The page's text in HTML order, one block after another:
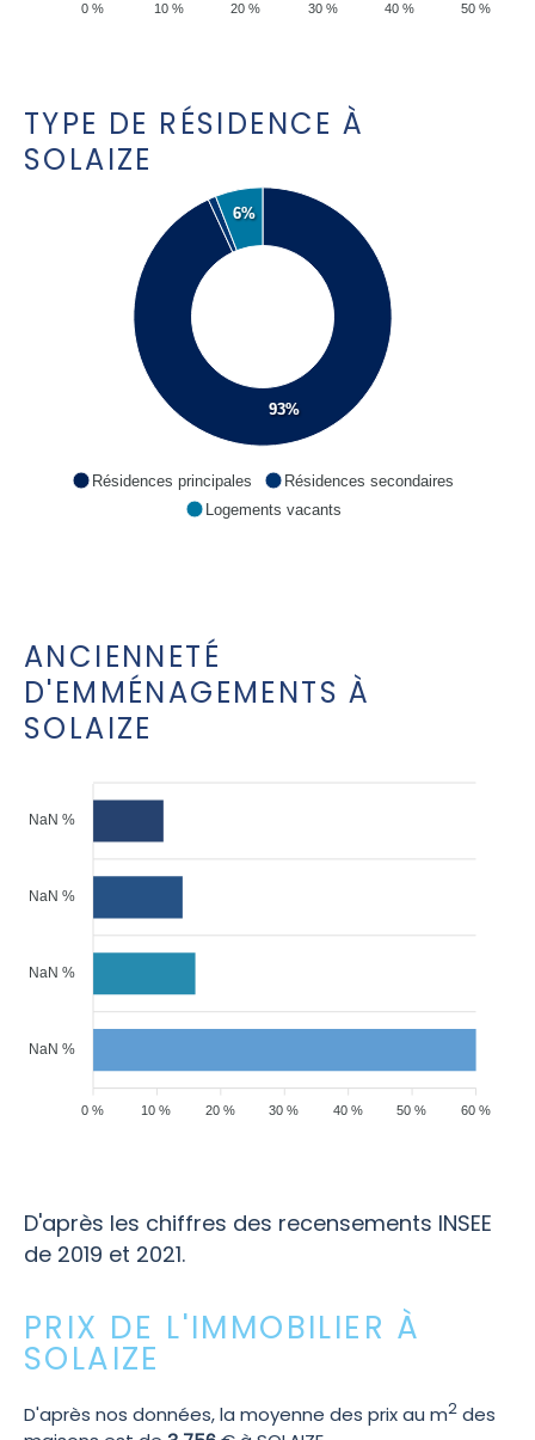
50 %
40 %
30 %
20 %
10 %
0 %
TYPE DE RÉSIDENCE À
SOLAIZE
93%
6%
Résidences principales
Résidences secondaires
Logements vacants
ANCIENNETÉ
D'EMMÉNAGEMENTS À
SOLAIZE
NaN %
NaN %
NaN %
NaN %
60 %
50 %
40 %
30 %
20 %
10 %
0 %
D'après les chiffres des recensements INSEE
de 2019 et 2021.
PRIX DE L'IMMOBILIER À
SOLAIZE
D'après nos données, la moyenne des prix au m2 des